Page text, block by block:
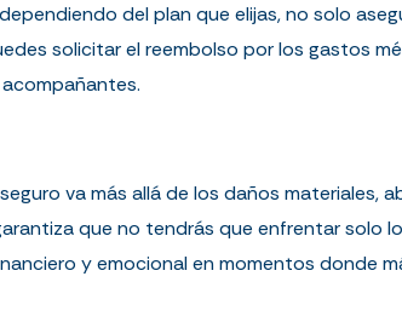
del plan que elijas, no solo
solicitar el reembolso por los gastos
va más allá de los daños materiales,
que no tendrás que enfrentar solo
y emocional en momentos donde